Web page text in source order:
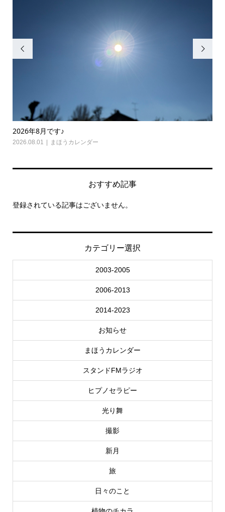

2026年8月です♪
2026.08.01 まほうカレンダー

おすすめ記事
登録されている記事はございません。
カテゴリー選択
2003-2005
2006-2013
2014-2023
お知らせ
まほうカレンダー
スタンドFMラジオ
ヒプノセラピー
光り舞
撮影
新月
旅
日々のこと